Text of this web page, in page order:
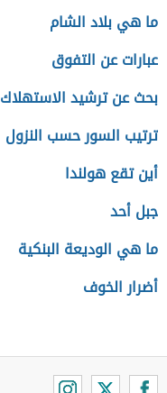
ما هي بلاد الشام
عبارات عن التفوق
بحث عن ترشيد الاستهلاك
ترتيب السور حسب النزول
أين تقع هولندا
جبل أحد
ما هي الوديعة البنكية
أضرار الخوف